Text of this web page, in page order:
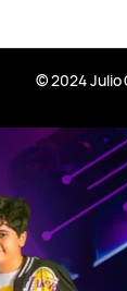
© 2024 Julio